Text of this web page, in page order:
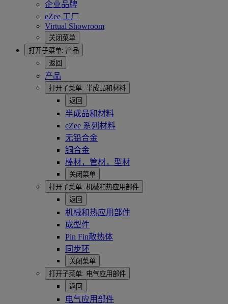
企业品牌
eZee 工厂
Virtual Showroom
关闭菜单
打开子菜单: 产品
返回
产品
打开子菜单: 半成品和材料
返回
半成品和材料
eZee 系列材料
无铅合金
铜合金
棒材，管材，型材
关闭菜单
打开子菜单: 机械和热应用部件
返回
机械和热应用部件
成型件
Pin Fin散热体
同步环
关闭菜单
打开子菜单: 电气应用部件
返回
电气应用部件